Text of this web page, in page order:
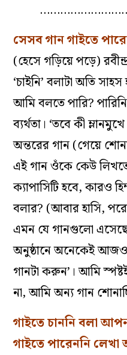
সেসব গান গাইতে
(হেসে গড়িয়ে পড়ে)
‘চাইনি’ বলাটা অতি
আমি বলতে পারি?
ব্যর্থতা। ‘তবে কী
অন্তরের গান (গেয়ে
এই গান ওঁকে কেউ
ক্যাপাসিটি হবে, কারও
বলার? (আবার হাসি,
এমন যে গানগুলো
অনুষ্ঠানে অনেকেই
গানটা করুন’। আমি
না, আমি অন্য গান
গাইতে চাননি বলা
গাইতে পারেননি